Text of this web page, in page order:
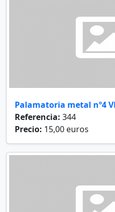
Palamatoria metal nº4
Referencia: 344
Precio: 15,00 euros